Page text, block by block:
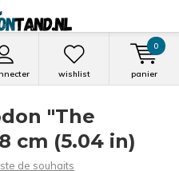
wishlist panier
0
"The
cm (5.04 in)
de souhaits